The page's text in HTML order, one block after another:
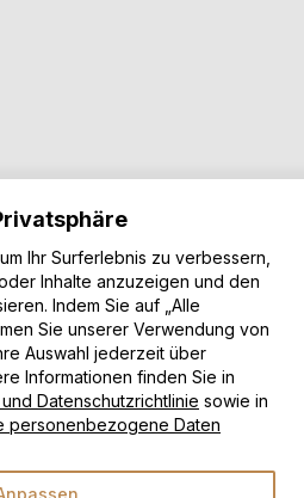
Ihr Surferlebnis zu verbessern,
Inhalte anzuzeigen und den
Indem Sie auf „Alle
Sie unserer Verwendung von
Auswahl jederzeit über
Informationen finden Sie in
Datenschutzrichtlinie sowie in
personenbezogene Daten